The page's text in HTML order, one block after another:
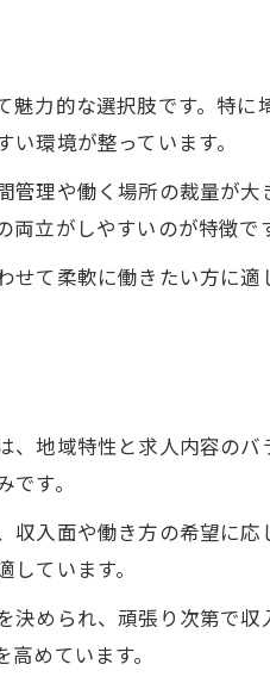
した軽貨物求人を選ぶ判
ら始める埼玉の軽貨物ドラ
物求人は未経験者にこそ
験から軽貨物求人に応募す
物求人で普通免許が活か
物求人業務委託のメリッ
物求人業務委託の実態を徹
玉の軽貨物求人で業務委託
物求人で見極める業務委託
玉の軽貨物求人で副業にも
に挑戦する埼玉の軽貨物求
力的な選択肢です。特
環境が整っています。
理や働く場所の裁量が
立がしやすいのが特徴で
て柔軟に働きたい方に
地域特性と求人内容の
す。
入面や働き方の希望に
ています。
められ、頑張り次第で
めています。